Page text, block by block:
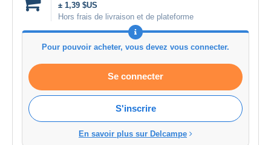
± 1,39 $US
Hors frais de livraison et de plateforme
Pour pouvoir acheter, vous devez vous connecter.
Se connecter
S'inscrire
En savoir plus sur Delcampe